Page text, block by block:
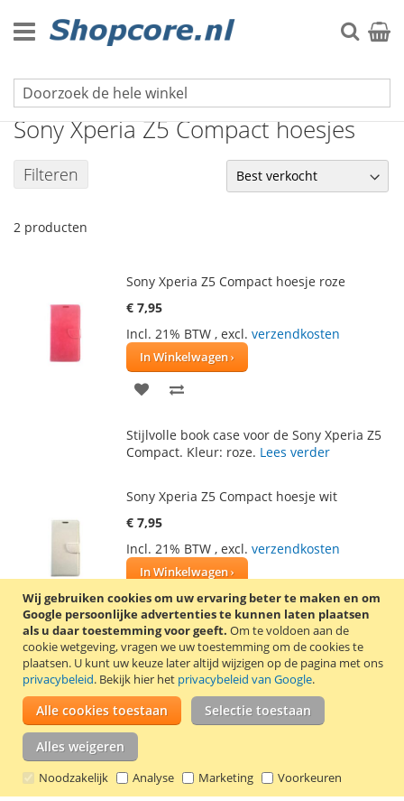
Wij gebruiken cookies om uw ervaring beter te maken en om
Google persoonlijke advertenties te kunnen laten plaatsen
als u daar toestemming voor geeft. Om te voldoen aan de
cookie wetgeving, vragen we uw toestemming om de cookies te
plaatsen. U kunt uw keuze later altijd wijzigen op de pagina met ons
privacybeleid. Bekijk hier het privacybeleid van Google.
Alle cookies toestaan Selectie toestaan
Alles weigeren
Noodzakelijk Analyse Marketing Voorkeuren
naar
de
Zoek
Sony hoesjes
Sony Xperia Z5 Compact hoesjes
Filteren
2 producten
Sony Xperia Z5 Compact hoesje roze
€ 7,95
Incl. 21% BTW , excl. verzendkosten
In Winkelwagen
VOEG
AAN TE
Stijlvolle book case voor de Sony Xperia Z5
Compact. Kleur: roze. Lees verder
Sony Xperia Z5 Compact hoesje wit
€ 7,95
Incl. 21% BTW , excl. verzendkosten
In Winkelwagen
VOEG
TOE
AAN
VERLANGLIJST
TOEVOEGEN
OM
TE
VERGELIJKEN
Stijlvolle book case voor de Sony Xperia Z5
Compact. Kleur: wit.Lees verder
Mijn verlanglijst